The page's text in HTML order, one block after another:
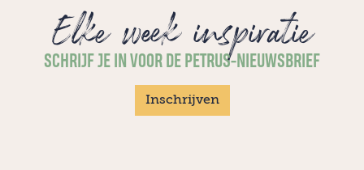
Elke week inspiratie
SCHRIJF JE IN VOOR DE PETRUS-NIEUWSBRIEF
Inschrijven